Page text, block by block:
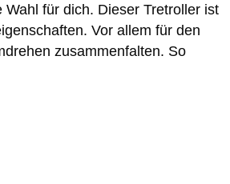
für dich. Dieser Tretroller ist
Vor allem für den
zusammenfalten. So